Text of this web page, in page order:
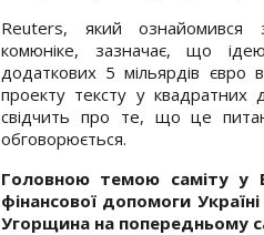
Reuters, який ознайомився
комюніке, зазначає, що
додаткових 5 мільярдів євро
проекту тексту у квадратних
свідчить про те, що це
обговорюється.
Головною темою саміту у
фінансової допомоги
Угорщина на попередньому